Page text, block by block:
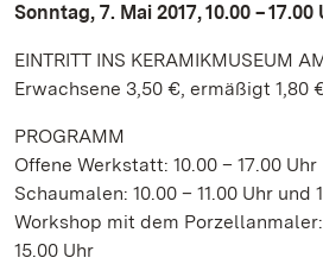
Sonntag, 7. Mai 2017, 10.00 – 17.00
EINTRITT INS KERAMIKMUSEUM
Erwachsene 3,50 €, ermäßigt 1,80
PROGRAMM
Offene Werkstatt: 10.00 – 17.00 Uhr
Schaumalen: 10.00 – 11.00 Uhr und
Workshop mit dem Porzellanmaler:
15.00 Uhr